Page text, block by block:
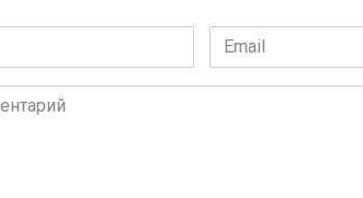
Email
*